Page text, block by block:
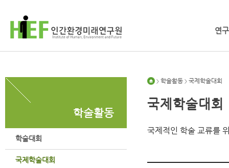
연
학술활동
학술대회
국제학술대회
> 학술활동 > 국제학술대회
국제학술대회
국제적인 학술 교류를